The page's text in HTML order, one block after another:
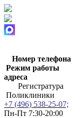
Номер телефона
Режим работы
адреса
Поликлиники
+7 (496) 538-25-07;
Пн-Пт